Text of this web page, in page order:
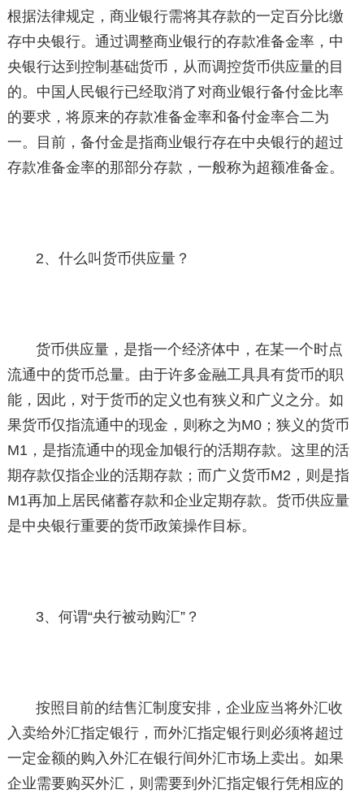
根据法律规定，商业银行需将其存款的一定百分比缴
存中央银行。通过调整商业银行的存款准备金率，中
央银行达到控制基础货币，从而调控货币供应量的目
的。中国人民银行已经取消了对商业银行备付金比率
的要求，将原来的存款准备金率和备付金率合二为
一。目前，备付金是指商业银行存在中央银行的超过
存款准备金率的那部分存款，一般称为超额准备金。
2、什么叫货币供应量？
货币供应量，是指一个经济体中，在某一个时点
流通中的货币总量。由于许多金融工具具有货币的职
能，因此，对于货币的定义也有狭义和广义之分。如
果货币仅指流通中的现金，则称之为M0；狭义的货币
M1，是指流通中的现金加银行的活期存款。这里的活
期存款仅指企业的活期存款；而广义货币M2，则是指
M1再加上居民储蓄存款和企业定期存款。货币供应量
是中央银行重要的货币政策操作目标。
3、何谓“央行被动购汇”？
按照目前的结售汇制度安排，企业应当将外汇收
入卖给外汇指定银行，而外汇指定银行则必须将超过
一定金额的购入外汇在银行间外汇市场上卖出。如果
企业需要购买外汇，则需要到外汇指定银行凭相应的